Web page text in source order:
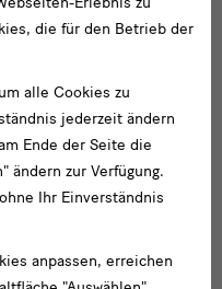
Systemen
einer der größten
von Brüchen und
die für den Betrieb der
alle Cookies zu
jederzeit ändern
Ende der Seite die
ändern zur Verfügung.
Ihr Einverständnis
anpassen, erreichen